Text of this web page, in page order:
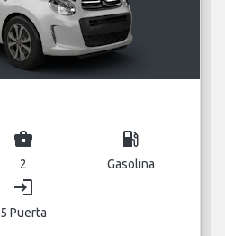
business_center
2
local_gas_station
Gasolina
login
5 Puerta